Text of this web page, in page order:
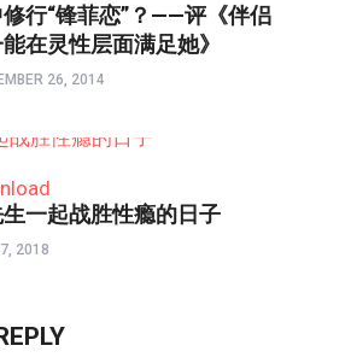
修行“锋菲恋”？——评《伴侣
在灵性层面满足她》
26, 2014
生一起战胜性瘾的日子
2018